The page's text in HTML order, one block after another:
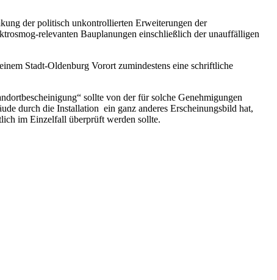
der politisch unkontrollierten Erweiterungen der
relevanten Bauplanungen einschließlich der unauffälligen
Stadt-Oldenburg Vorort zumindestens eine schriftliche
sollte von der für solche Genehmigungen
durch die Installation ein ganz anderes Erscheinungsbild hat,
im Einzelfall überprüft werden sollte.